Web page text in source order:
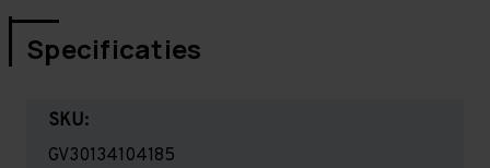
Specificaties
SKU:
GV30134104185